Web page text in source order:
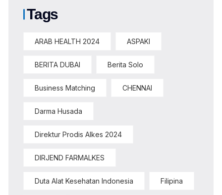
Tags
ARAB HEALTH 2024 ASPAKI
BERITA DUBAI Berita Solo
Business Matching CHENNAI
Darma Husada
Direktur Prodis Alkes 2024
DIRJEND FARMALKES
Duta Alat Kesehatan Indonesia Filipina